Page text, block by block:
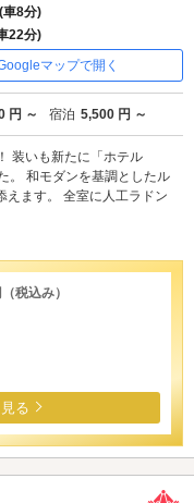
車8分)
22分)
マップで開く
円 ～ 宿泊 5,500 円 ～
装いも新たに「ホテル
。 和モダンを基調としたル
えます。 全室に人工ラドン
税込み）
る